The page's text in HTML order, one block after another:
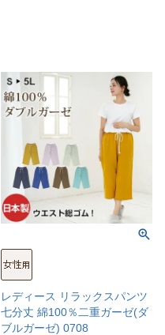
レディース リラックスパンツ
七分丈 綿100％二重ガーゼ(ダ
ブルガーゼ) 0708